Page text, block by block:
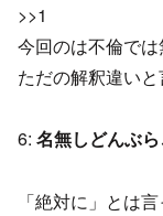
>>1
今回のは不倫で
ただの解釈違い
6: 名無しどんぶら
「絶対に」とは